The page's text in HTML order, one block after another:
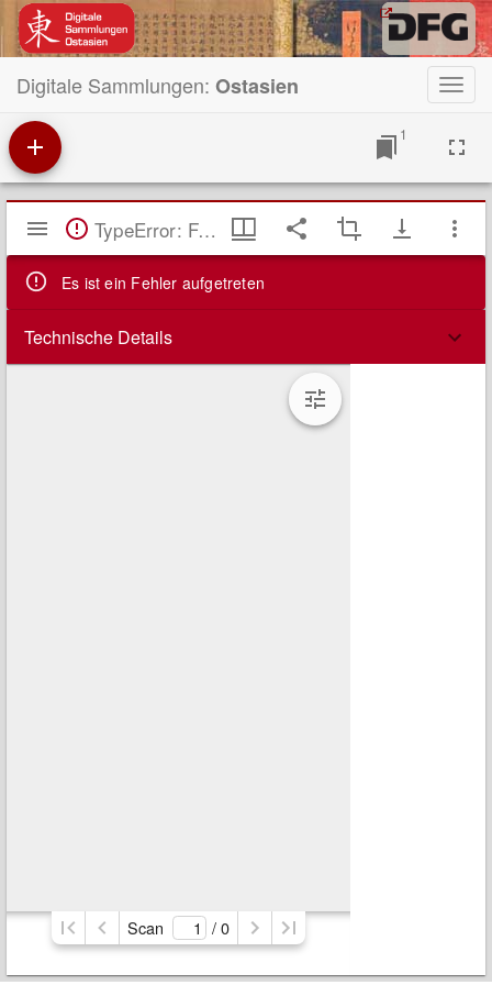
Digitale Sammlungen: Ostasien
1
Mirador
Viewer TypeError: Failed to fetch
Es ist ein Fehler aufgetreten
Technische Details
Scan / 0